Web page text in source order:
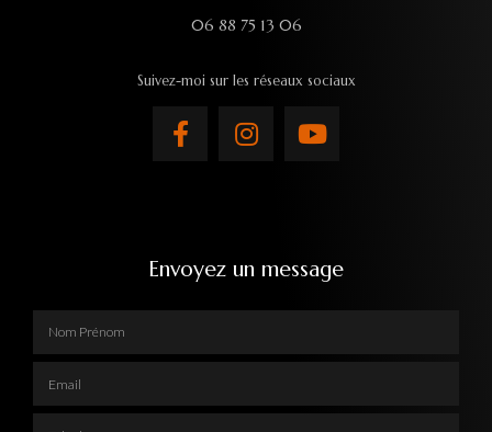
06 88 75 13 06
Suivez-moi sur les réseaux sociaux
Envoyez un message